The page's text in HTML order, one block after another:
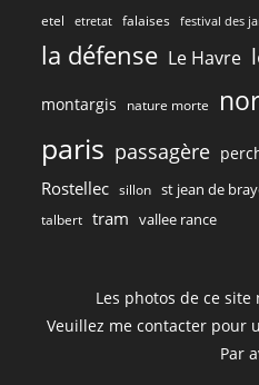
etel etretat falaises festival des
la défense Le Havre
montargis nature morte
paris passagère
Rostellec sillon st jean de
talbert tram vallee rance
Les photos de ce
Veuillez me contacter pour
Par